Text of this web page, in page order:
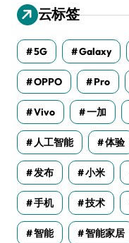
云标签
5G Galaxy
OPPO Pro
Vivo 一加
人工智能 体验
发布 小米
手机 技术
智能 智能家居